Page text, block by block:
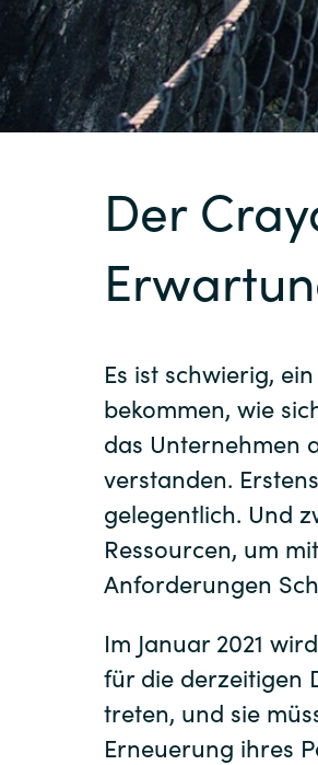
Sri
Der
Es ist schwierig,
bekommen, wie
das Unternehmen
verstanden.
gelegentlich. Und
Ressourcen, um
Anforderungen
Im Januar 2021
für die derzeitigen
treten, und sie
Erneuerung ihres